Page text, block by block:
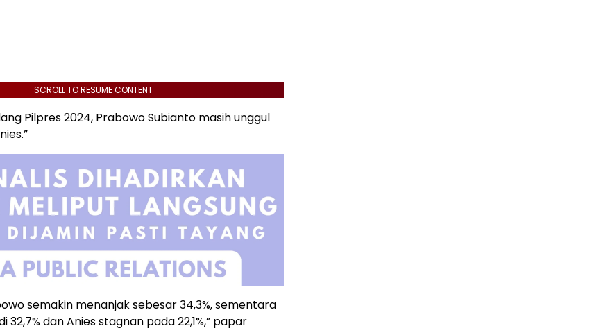
SCROLL TO RESUME CONTENT
Pilpres 2024, Prabowo Subianto masih unggul
semakin menanjak sebesar 34,3%, sementara
32,7% dan Anies stagnan pada 22,1%,” papar